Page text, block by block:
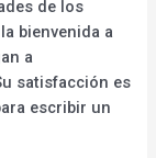
de los
bienvenida a
a
satisfacción es
escribir un